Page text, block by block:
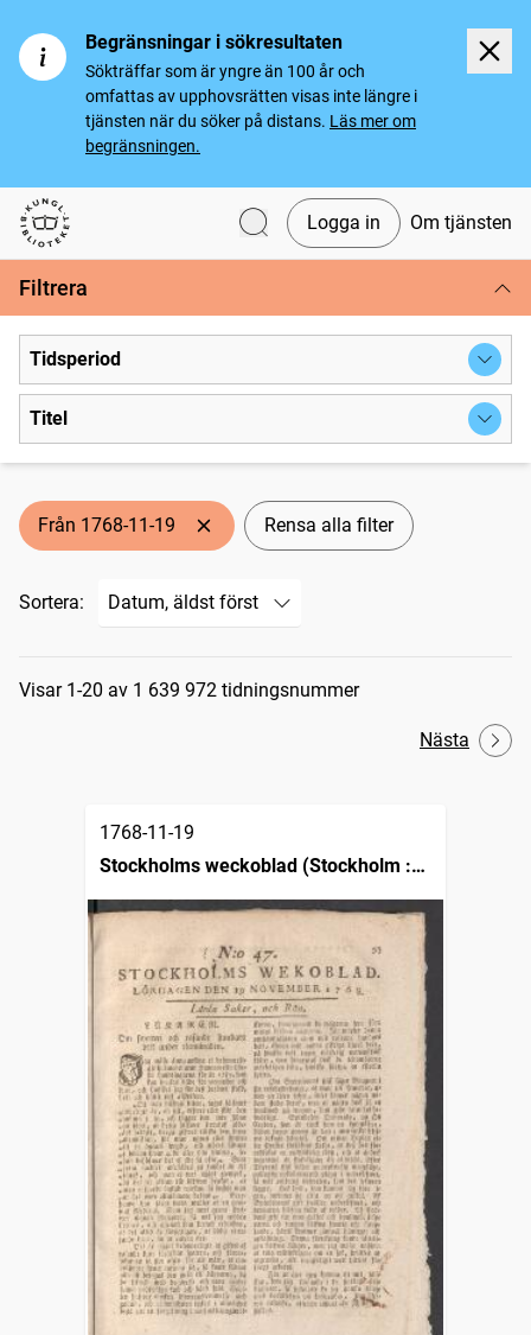
Begränsningar i sökresultaten
Sökträffar som är yngre än 100 år och
omfattas av upphovsrätten visas inte längre i
tjänsten när du söker på distans. Läs mer om
begränsningen.
Svenska tidningar
Logga in Om tjänsten
Filtrera
Tidsperiod
Titel
Från 1768-11-19 Rensa alla filter
Sortera:
Sökresultat
Visar 1-20 av 1 639 972 tidningsnummer
Nästa
1768-11-19
Stockholms weckoblad (Stockholm :
1745)